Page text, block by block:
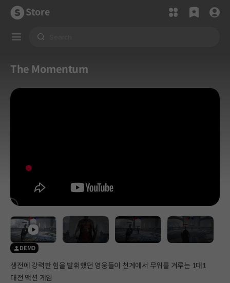
Store
The Momentum
DEMO
생전에 강력한 힘을 발휘했던 영웅들이 천계에서 무위를 겨루는 1대1
대전 액션 게임